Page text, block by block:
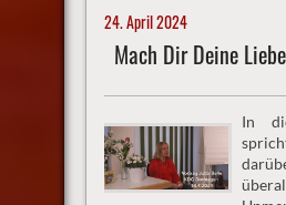
24. April 2024
Mach Dir Deine
In